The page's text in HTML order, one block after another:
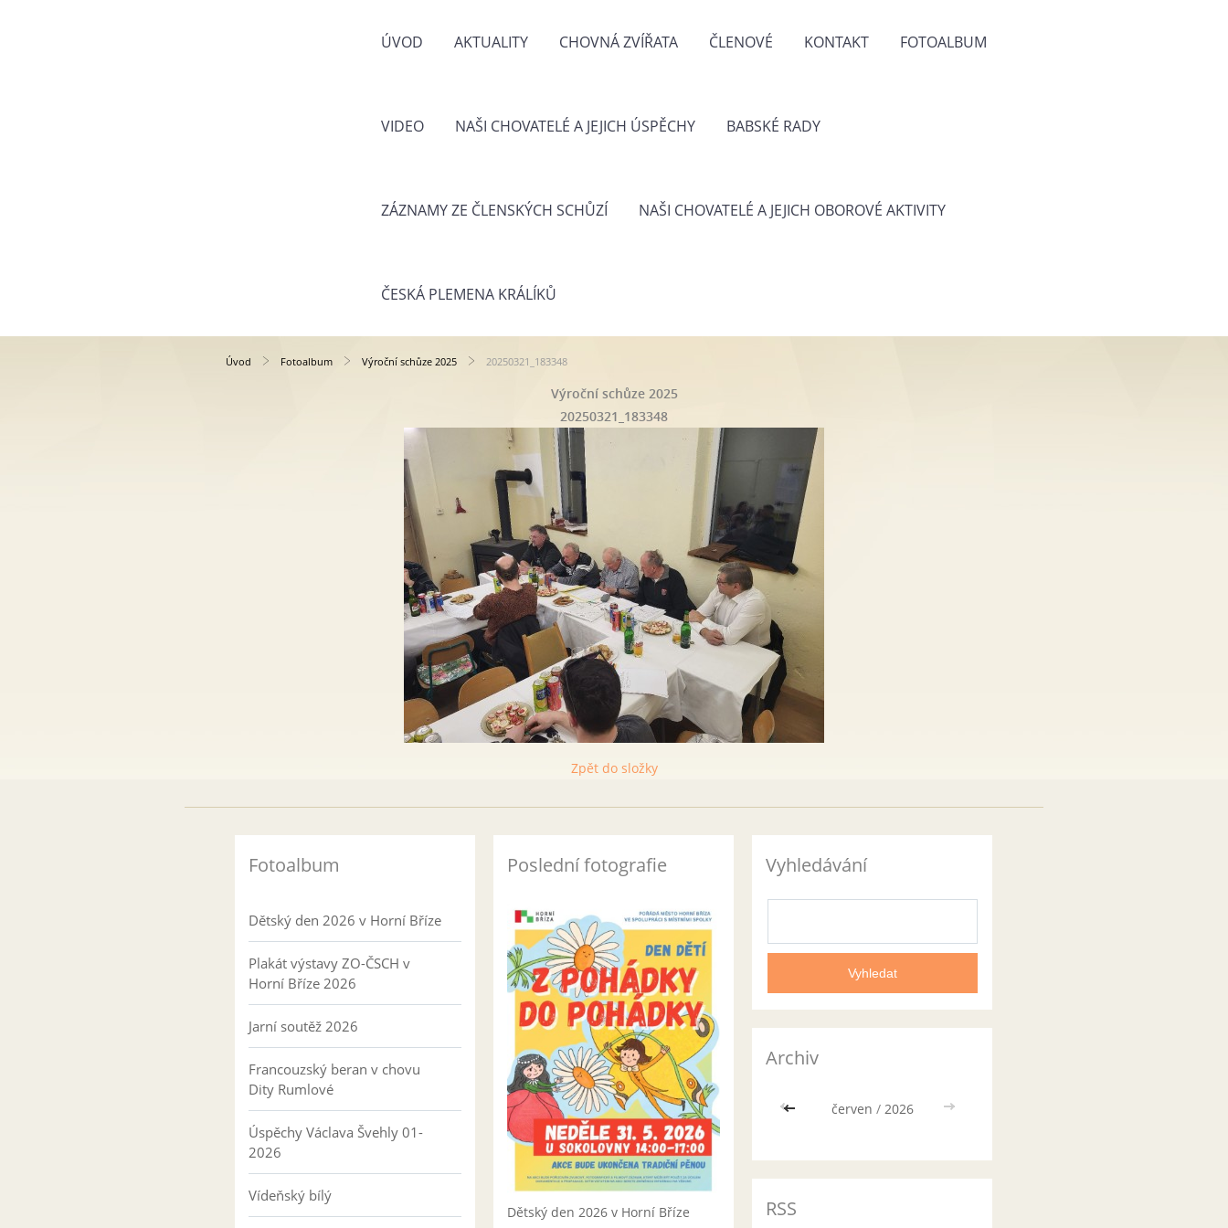
ÚVOD AKTUALITY CHOVNÁ ZVÍŘATA ČLENOVÉ KONTAKT FOTOALBUM
VIDEO NAŠI CHOVATELÉ A JEJICH ÚSPĚCHY BABSKÉ RADY
ZÁZNAMY ZE ČLENSKÝCH SCHŮZÍ NAŠI CHOVATELÉ A JEJICH OBOROVÉ AKTIVITY
ČESKÁ PLEMENA KRÁLÍKŮ
Úvod Fotoalbum Výroční schůze 2025 20250321_183348
Výroční schůze 2025
20250321_183348
Zpět do složky
Fotoalbum
Dětský den 2026 v Horní Bříze
Plakát výstavy ZO-ČSCH v
Horní Bříze 2026
Jarní soutěž 2026
Francouzský beran v chovu
Dity Rumlové
Úspěchy Václava Švehly 01-
2026
Vídeňský bílý
Poslední fotografie
Dětský den 2026 v Horní Bříze
Vyhledávání
Archiv
<< červen / 2026 >>
RSS